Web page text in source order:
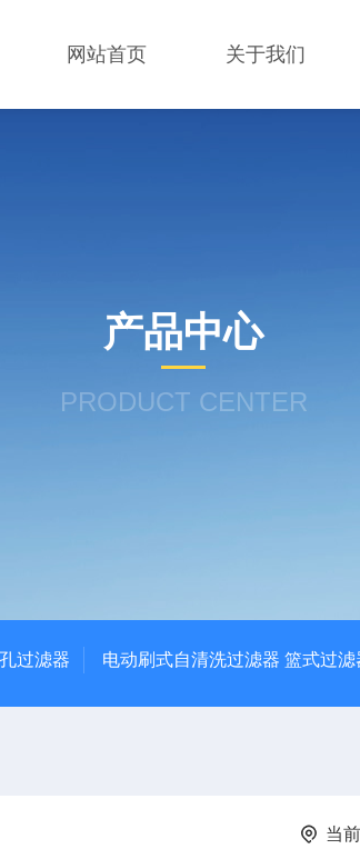
网站首页 关于我们
产品中心
PRODUCT CENTER
过滤器 电动刷式自清洗过滤器 篮式过滤
当